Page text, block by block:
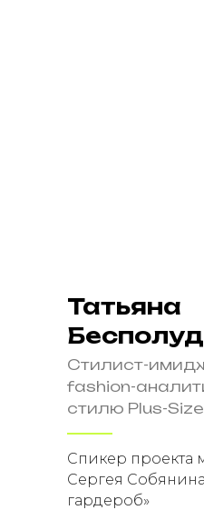
Татьяна
Стилист-
fashion-
стилю Plus-Size
Спикер проекта
Сергея
гардероб»